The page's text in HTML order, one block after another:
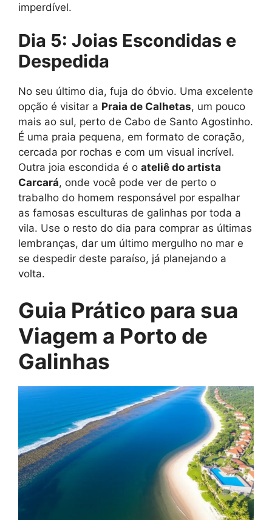
imperdível.
Dia 5: Joias Escondidas e
Despedida
No seu último dia, fuja do óbvio. Uma excelente
opção é visitar a Praia de Calhetas, um pouco
mais ao sul, perto de Cabo de Santo Agostinho.
É uma praia pequena, em formato de coração,
cercada por rochas e com um visual incrível.
Outra joia escondida é o ateliê do artista
Carcará, onde você pode ver de perto o
trabalho do homem responsável por espalhar
as famosas esculturas de galinhas por toda a
vila. Use o resto do dia para comprar as últimas
lembranças, dar um último mergulho no mar e
se despedir deste paraíso, já planejando a
volta.
Guia Prático para sua
Viagem a Porto de
Galinhas